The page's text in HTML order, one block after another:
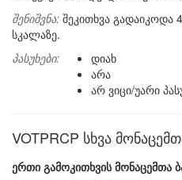
შენიშვნა: შეკითხვა გადაიკოდა
სკალაზე.
პასუხები:
დიახ
არა
არ ვიცი/უარი
VOTPRCP სხვა
ერთი გამოკითხვის მონაცემთა